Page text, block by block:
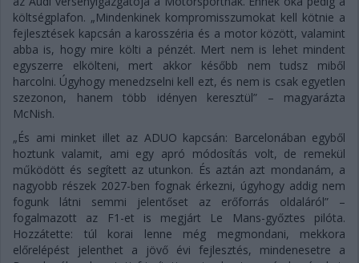
költségplafon. „Mindenkinek kompromisszumokat kell kötnie a
fejlesztések kapcsán a karosszéria és a motor között, valamint
abba is, hogy mire költi a pénzét. Mert nem is lehet mindent
egyszerre elkölteni, mert akkor később nem tudsz miből
harcolni. Úgyhogy menedzselni kell ezt, és nem is csak egyetlen
szezonon, hanem több idényen keresztül” – magyarázta
McNish.
„És ami minket illet az ADUO kapcsán: Barcelonában egyből
hoztunk valamit, ami egy apró módosítás volt, de remekül
működött és segített az utunkon. És aztán azt mondanám, a
nagyobb részek 2027-ben fognak érkezni, úgyhogy addig nem
fogunk látni semmi jelentőset az erőforrás oldaláról” –
fogalmazott az F1-et is megjárt Le Mans-győztes pilóta.
Hozzátette: túl korai lenne még megmondani, mekkora
előrelépést jelenthet a jövő évi fejlesztés, mindenesetre a